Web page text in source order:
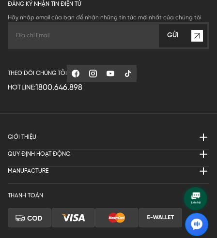
ĐĂNG KÝ NHẬN TIN ĐIỆN TỬ
Hãy nhập email của bạn để nhận những tin tức mới nhất của chúng tôi
GỬI
THEO DÕI CHÚNG TÔI
HOTLINE:1800.646.898
GIỚI THIỆU
QUY ĐỊNH HOẠT ĐỘNG
MANUFACTURE
THANH TOÁN